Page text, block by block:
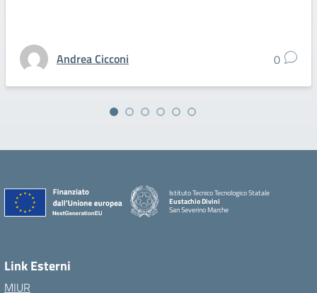
Andrea Cicconi 0
Istituto Tecnico Tecnologico Statale
Eustachio Divini
San Severino Marche
Link Esterni
MIUR